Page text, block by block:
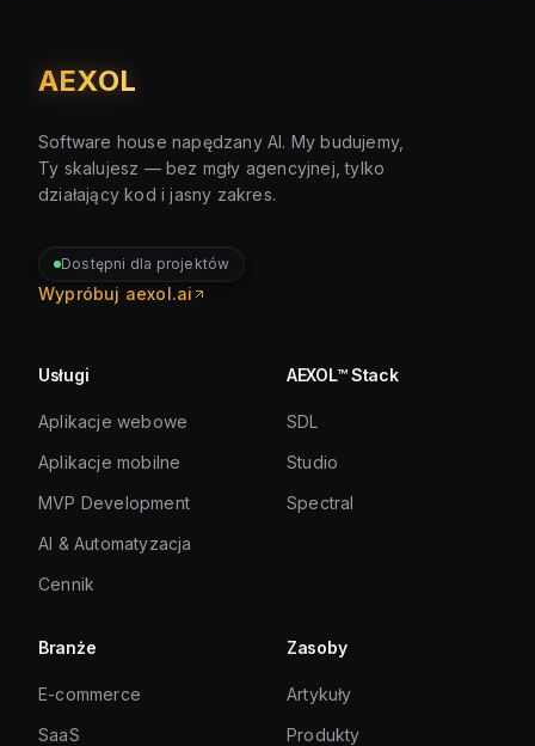
AEXOL
Software house napędzany AI. My budujemy,
Ty skalujesz — bez mgły agencyjnej, tylko
działający kod i jasny zakres.
Dostępni dla projektów
Wypróbuj aexol.ai
Usługi
Aplikacje webowe
Aplikacje mobilne
MVP Development
AI & Automatyzacja
Cennik
AEXOL™ Stack
SDL
Studio
Spectral
Branże
E-commerce
SaaS
Zasoby
Artykuły
Produkty